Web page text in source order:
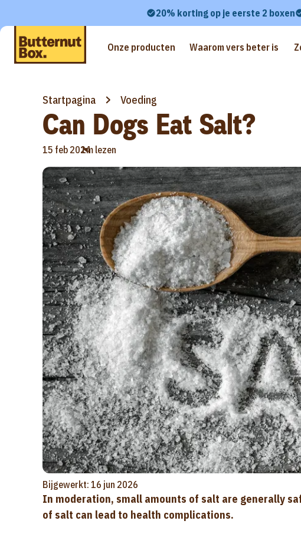
20% korting op je eerste 2 boxen
Onze producten Waarom vers beter is
Startpagina Voeding
Can Dogs Eat Salt?
15 feb 2024
•
1m lezen
Bijgewerkt: 16 jun 2026
In moderation, small amounts of salt are generally
of salt can lead to health complications.